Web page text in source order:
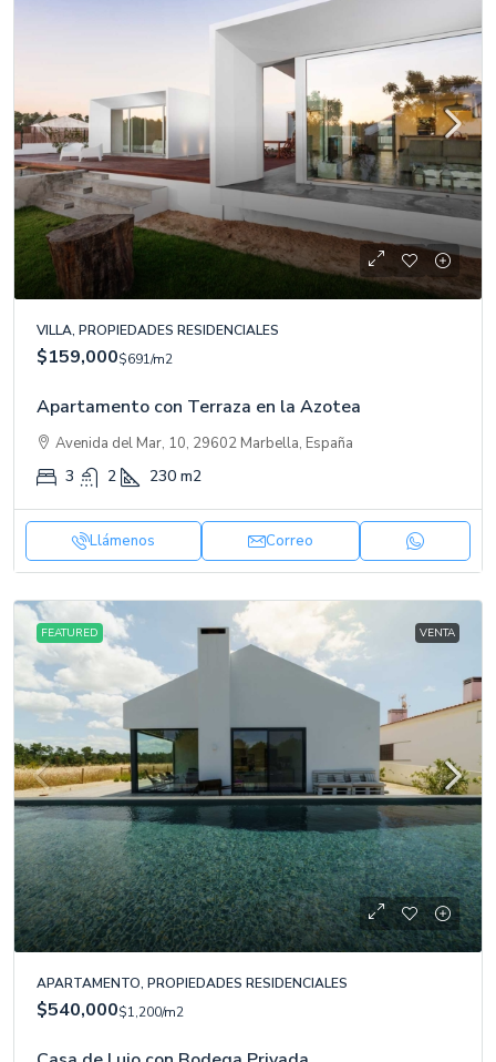
VILLA, PROPIEDADES RESIDENCIALES
$159,000$691/m2
Apartamento con Terraza en la Azotea
Avenida del Mar, 10, 29602 Marbella, España
3 2 230 m2
Llámenos Correo
FEATURED VENTA
APARTAMENTO, PROPIEDADES RESIDENCIALES
$540,000$1,200/m2